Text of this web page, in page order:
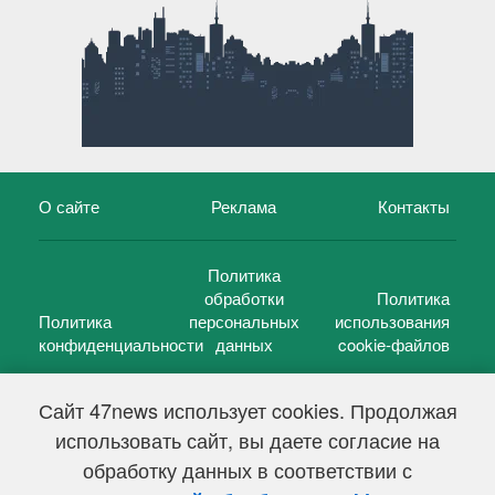
Сайт 47news использует cookies. Продолжая
использовать сайт, вы даете согласие на
обработку данных в соответствии с
О сайте Реклама Контакты
Политика
конфиденциальности
Политика
обработки
персональных
данных
Политика
использования
cookie-файлов
47 новостей (47 news)2005 — 2026 г.
Свидетельство о регистрации СМИ Эл № ФС 77-39848, выдано
Федеральной службой по надзору в сфере связи,